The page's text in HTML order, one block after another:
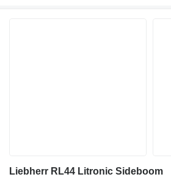
Liebherr RL44 Litronic Sideboom